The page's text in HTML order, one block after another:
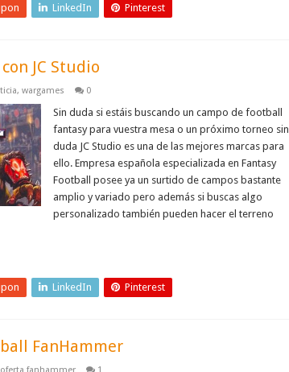
LinkedIn Pinterest
JC Studio
, wargames 0
Sin duda si estáis buscando un campo de football
fantasy para vuestra mesa o un próximo torneo sin
duda JC Studio es una de las mejores marcas para
ello. Empresa española especializada en Fantasy
Football posee ya un surtido de campos bastante
amplio y variado pero además si buscas algo
personalizado también pueden hacer el terreno
LinkedIn Pinterest
FanHammer
oferta fanhammer 1